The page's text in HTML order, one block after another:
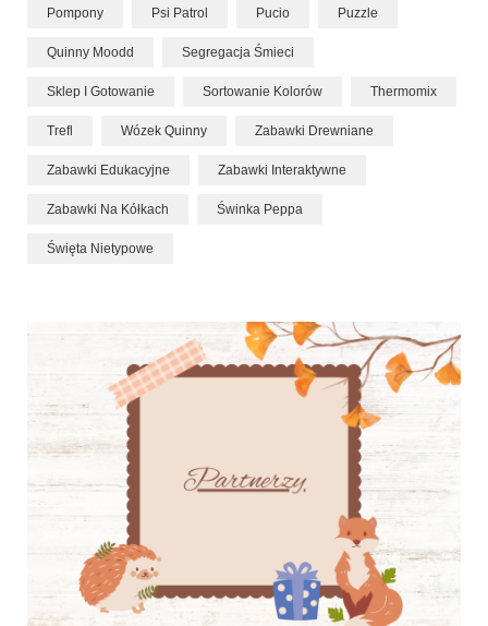
Pompony Psi Patrol Pucio Puzzle
Quinny Moodd Segregacja Śmieci
Sklep I Gotowanie Sortowanie Kolorów Thermomix
Trefl Wózek Quinny Zabawki Drewniane
Zabawki Edukacyjne Zabawki Interaktywne
Zabawki Na Kółkach Świnka Peppa
Święta Nietypowe